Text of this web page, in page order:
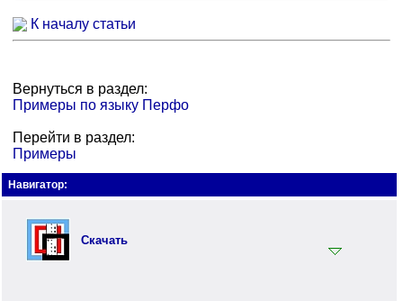
К началу статьи
Вернуться в раздел:
Примеры по языку Перфо
Перейти в раздел:
Примеры
Навигатор:
Скачать